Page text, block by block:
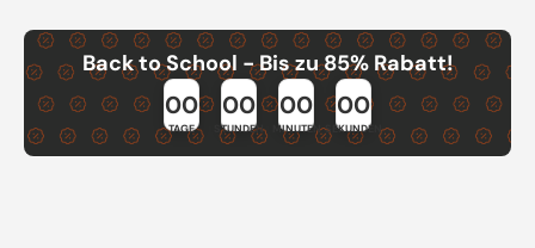
Back to School - Bis zu 85% Rabatt!
00
TAGE
00
STUNDEN
00
MINUTEN
00
SEKUNDEN